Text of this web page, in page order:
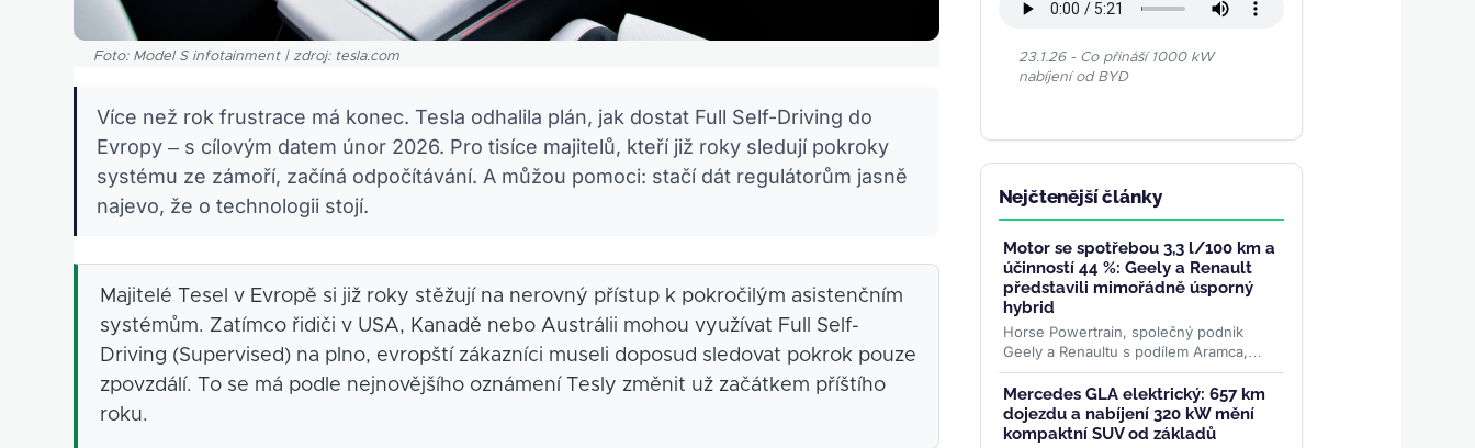
Foto: Model S infotainment | zdroj: tesla.com
Více než rok frustrace má konec. Tesla odhalila plán, jak dostat Full Self-Driving do
Evropy – s cílovým datem únor 2026. Pro tisíce majitelů, kteří již roky sledují pokroky
systému ze zámoří, začíná odpočítávání. A můžou pomoci: stačí dát regulátorům jasně
najevo, že o technologii stojí.
Majitelé Tesel v Evropě si již roky stěžují na nerovný přístup k pokročilým asistenčním
systémům. Zatímco řidiči v USA, Kanadě nebo Austrálii mohou využívat Full Self-
Driving (Supervised) na plno, evropští zákazníci museli doposud sledovat pokrok pouze
zpovzdálí. To se má podle nejnovějšího oznámení Tesly změnit už začátkem příštího
roku.
23.1.26 - Co přináší 1000 kW
nabíjení od BYD
Nejčtenější články
Motor se spotřebou 3,3 l/100 km a
účinností 44 %: Geely a Renault
představili mimořádně úsporný
hybrid
Horse Powertrain, společný podnik
Geely a Renaultu s podílem Aramca,
představil systém, který během měsíců
promění elektromobilovou...>>
Mercedes GLA elektrický: 657 km
dojezdu a nabíjení 320 kW mění
kompaktní SUV od základů